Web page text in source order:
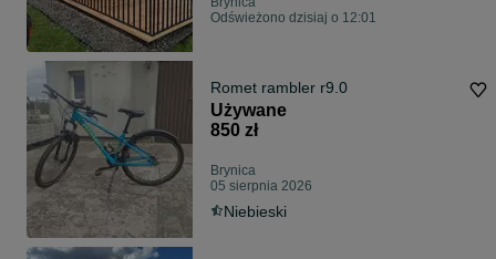
Odświeżono dzisiaj o 12:01
Romet rambler r9.0
Używane
850 zł
Brynica
05 sierpnia 2026
Niebieski